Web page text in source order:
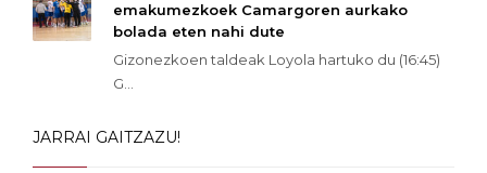
emakumezkoek Camargoren aurkako
bolada eten nahi dute
Gizonezkoen taldeak Loyola hartuko du (16:45)
G...
JARRAI GAITZAZU!